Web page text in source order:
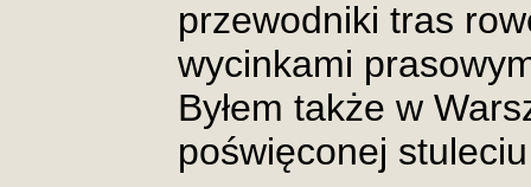
przewodniki tras
wycinkami
Byłem także w
poświęconej